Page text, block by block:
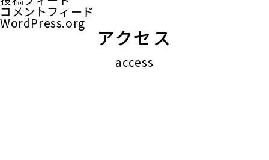
コメントフィード
WordPress.org
アクセス
access